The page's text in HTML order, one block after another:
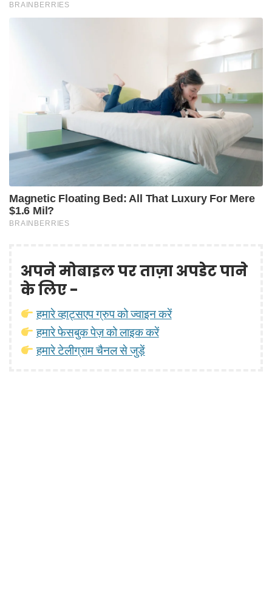
अपने मोबाइल पर ताज़ा अपडेट पाने
के लिए -
हमारे व्हाट्सएप ग्रुप को ज्वाइन करें
हमारे फेसबुक पेज़ को लाइक करें
हमारे टेलीग्राम चैनल से जुड़ें